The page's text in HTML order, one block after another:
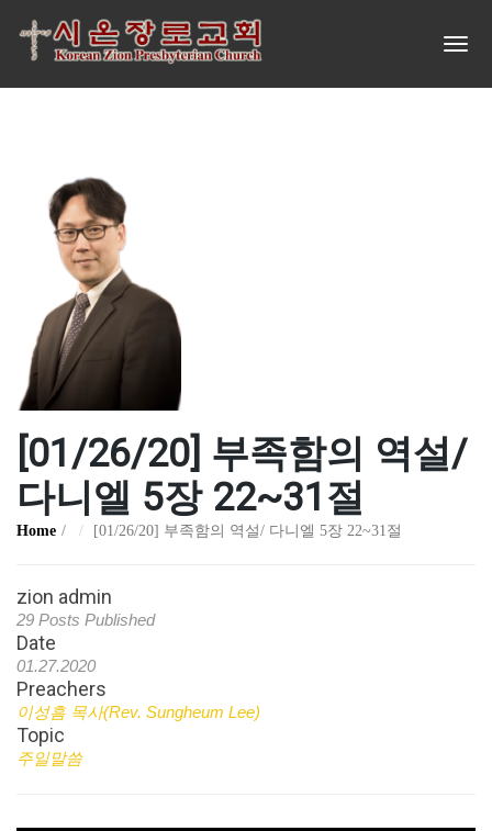
[01/26/20] 부족함의 역설/
다니엘 5장 22~31절
Home [01/26/20] 부족함의 역설/ 다니엘 5장 22~31절
zion admin
29 Posts Published
Date
01.27.2020
Preachers
이성흠 목사(Rev. Sungheum Lee)
Topic
주일말씀